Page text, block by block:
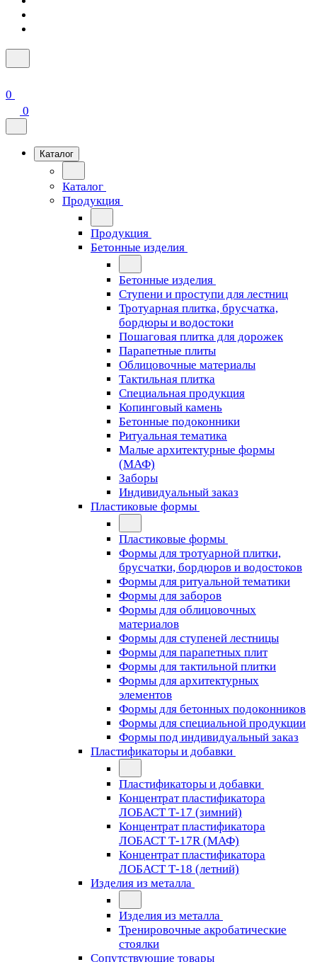
0
0
Каталог
Каталог
Продукция
Продукция
Бетонные изделия
Бетонные изделия
Ступени и проступи для лестниц
Тротуарная плитка, брусчатка,
бордюры и водостоки
Пошаговая плитка для дорожек
Парапетные плиты
Облицовочные материалы
Тактильная плитка
Специальная продукция
Копинговый камень
Бетонные подоконники
Ритуальная тематика
Малые архитектурные формы
(МАФ)
Заборы
Индивидуальный заказ
Пластиковые формы
Пластиковые формы
Формы для тротуарной плитки,
брусчатки, бордюров и водостоков
Формы для ритуальной тематики
Формы для заборов
Формы для облицовочных
материалов
Формы для ступеней лестницы
Формы для парапетных плит
Формы для тактильной плитки
Формы для архитектурных
элементов
Формы для бетонных подоконников
Формы для специальной продукции
Формы под индивидуальный заказ
Пластификаторы и добавки
Пластификаторы и добавки
Концентрат пластификатора
ЛОБАСТ Т-17 (зимний)
Концентрат пластификатора
ЛОБАСТ Т-17R (МАФ)
Концентрат пластификатора
ЛОБАСТ Т-18 (летний)
Изделия из металла
Изделия из металла
Тренировочные акробатические
стоялки
Сопутствующие товары